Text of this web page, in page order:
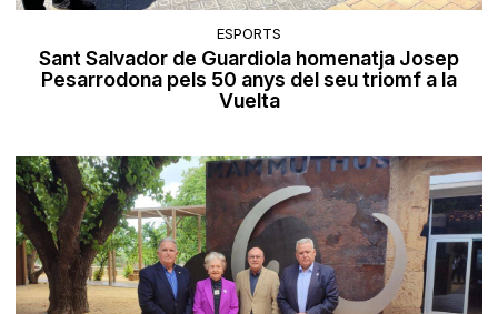
ESPORTS
Sant Salvador de Guardiola homenatja Josep
Pesarrodona pels 50 anys del seu triomf a la
Vuelta